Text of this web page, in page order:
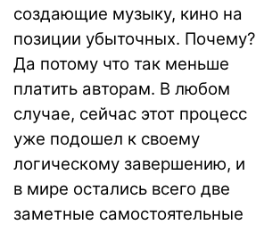
создающие музыку, кино на
позиции убыточных. Почему?
Да потому что так меньше
платить авторам. В любом
случае, сейчас этот процесс
уже подошел к своему
логическому завершению, и
в мире остались всего две
заметные самостоятельные